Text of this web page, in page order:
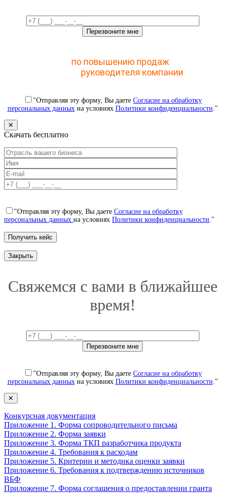
по повышению продаж
руководителя компании
"Отправляя эту форму, Вы даете Согласие на обработку
персональных данныхна условиях Политики конфиденциальности."
✕
Скачать бесплатно
"Отправляя эту форму, Вы даете Согласие на обработку
персональных данных на условиях Политики конфиденциальности."
Закрыть
Свяжемся с вами в ближайшее
время!
"Отправляя эту форму, Вы даете Согласие на обработку
персональных данныхна условиях Политики конфиденциальности."
✕
Конкурсная документация
Приложение 1. Форма сопроводительного письма
Приложение 2. Форма заявки
Приложение 3. Форма ТКП разработчика продукта
Приложение 4. Требования к расходам
Приложение 5. Критерии и методика оценки заявки
Приложение 6. Требования к подтверждению источников
ВБФ
Приложение 7. Форма соглашения о предоставлении гранта